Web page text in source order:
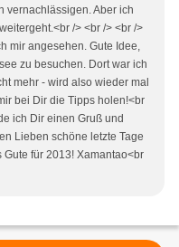
vernachlässigen. Aber ich
/> <br /> <br />
mir angesehen. Gute Idee,
zu besuchen. Dort war ich
mehr - wird also wieder mal
bei Dir die Tipps holen!<br
ich Dir einen Gruß und
Lieben schöne letzte Tage
für 2013! Xamantao<br